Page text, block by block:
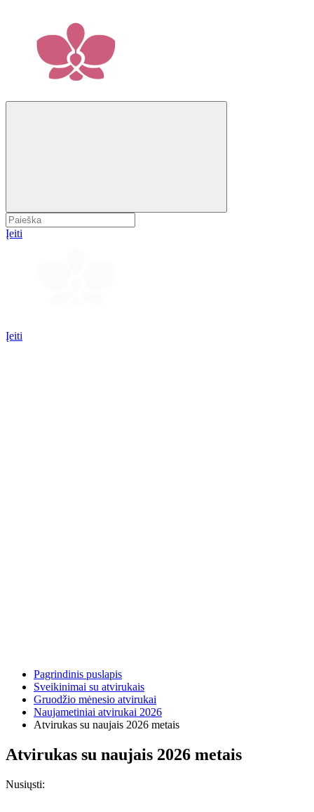
Įeiti
Įeiti
Pagrindinis puslapis
Sveikinimai su atvirukais
Gruodžio mėnesio atvirukai
Naujametiniai atvirukai 2026
Atvirukas su naujais 2026 metais
Atvirukas su naujais 2026 metais
Nusiųsti: